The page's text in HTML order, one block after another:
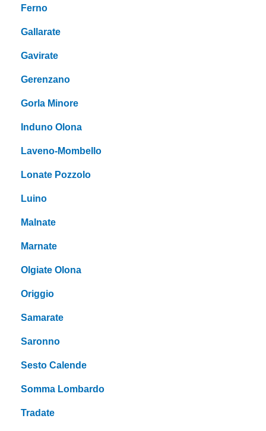
Ferno
Gallarate
Gavirate
Gerenzano
Gorla Minore
Induno Olona
Laveno-Mombello
Lonate Pozzolo
Luino
Malnate
Marnate
Olgiate Olona
Origgio
Samarate
Saronno
Sesto Calende
Somma Lombardo
Tradate